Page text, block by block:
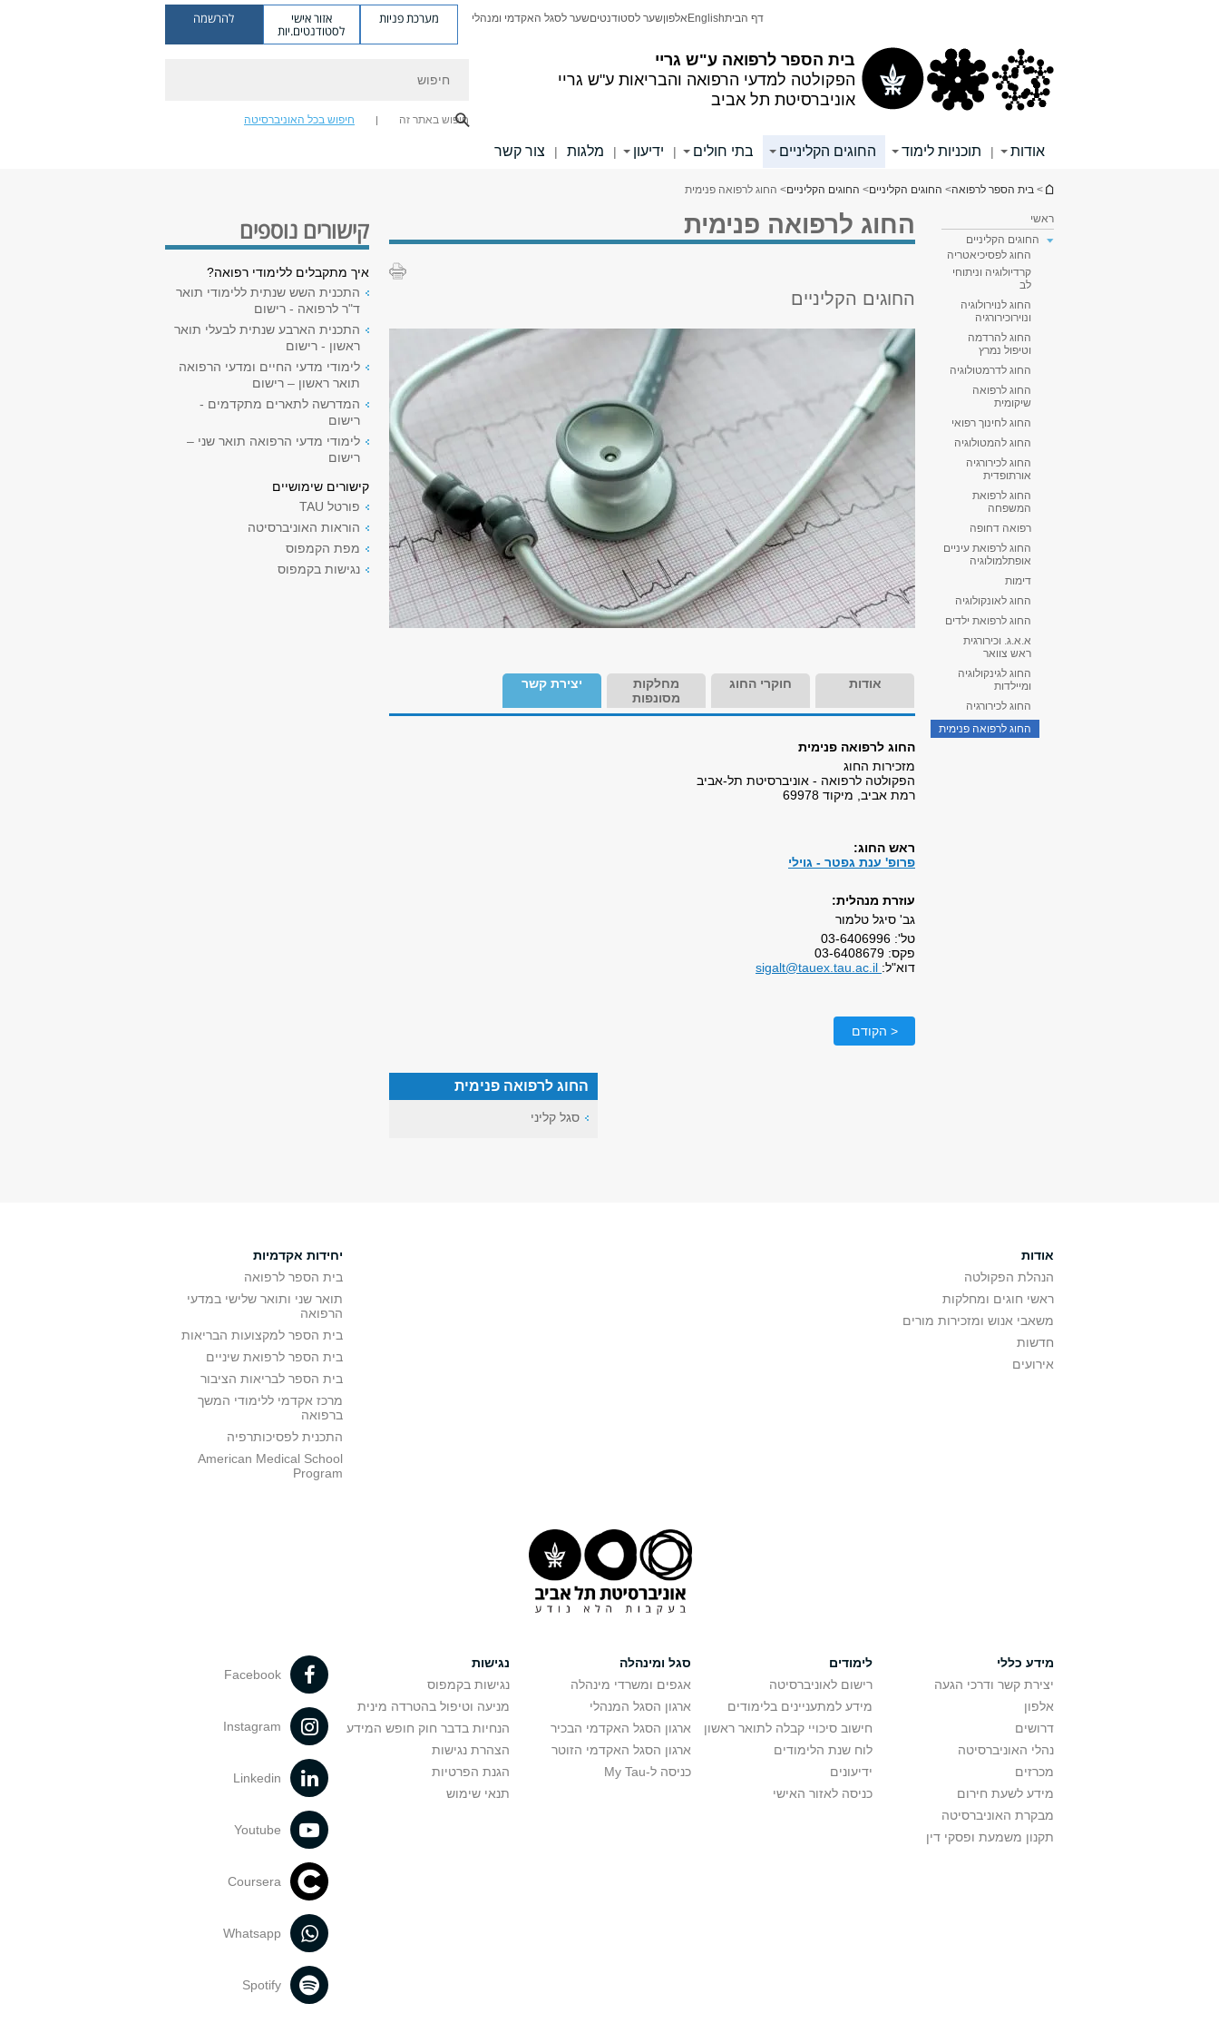
בית הספר לרפואה ע"ש גריי
הפקולטה למדעי הרפואה והבריאות ע"ש גריי
אוניברסיטת תל אביב
דף הביתEnglish אלפוןשער לסטודנטיםשער לסגל האקדמי ומנהלי מערכת פניות אזור אישי
לסטודנטים.יות
להרשמה
חיפוש באתר זה חיפוש בכל האוניברסיטה
אודות | תוכניות לימוד החוגים הקליניים בתי חולים | ידיעון | מלגות | צור קשר
הינך נמצא כאן
> בית הספר לרפואה> החוגים הקליניים> החוגים הקליניים> החוג לרפואה פנימית
ראשי
החוגים הקליניים
החוג לפסיכיאטריה
קרדיולוגיה וניתוחי
לב
החוג לנוירולוגיה
ונוירוכירורגיה
החוג להרדמה
וטיפול נמרץ
החוג לדרמטולוגיה
החוג לרפואה
שיקומית
החוג לחינוך רפואי
החוג להמטולוגיה
החוג לכירורגיה
אורתופדית
החוג לרפואת
המשפחה
רפואה דחופה
החוג לרפואת עיניים
אופתלמולוגיה
דימות
החוג לאונקולוגיה
החוג לרפואת ילדים
א.א.ג. וכירורגית
ראש צוואר
החוג לגינקולוגיה
ומיילדות
החוג לכירורגיה
החוג לרפואה פנימית
החוג לרפואה פנימית
החוגים הקליניים
אודות חוקרי החוג
מחלקות
מסונפות
יצירת קשר
החוג לרפואה פנימית
מזכירות החוג
הפקולטה לרפואה - אוניברסיטת תל-אביב
רמת אביב, מיקוד 69978
ראש החוג:
פרופ' ענת גפטר - גוילי
עוזרת מנהלית:
גב' סיגל טלמור
טל': 03-6406996
פקס: 03-6408679
דוא"ל:
< הקודם
החוג לרפואה פנימית
סגל קליני
קישורים נוספים
איך מתקבלים ללימודי רפואה?
התכנית השש שנתית ללימודי תואר
ד"ר לרפואה - רישום
התכנית הארבע שנתית לבעלי תואר
ראשון - רישום
לימודי מדעי החיים ומדעי הרפואה
תואר ראשון – רישום
המדרשה לתארים מתקדמים -
רישום
לימודי מדעי הרפואה תואר שני –
רישום
קישורים שימושיים
פורטל TAU
הוראות האוניברסיטה
מפת הקמפוס
נגישות בקמפוס
אודות
הנהלת הפקולטה
ראשי חוגים ומחלקות
משאבי אנוש ומזכירות מורים
חדשות
אירועים
יחידות אקדמיות
בית הספר לרפואה
תואר שני ותואר שלישי במדעי
הרפואה
בית הספר למקצועות הבריאות
בית הספר לרפואת שיניים
בית הספר לבריאות הציבור
מרכז אקדמי ללימודי המשך
ברפואה
התכנית לפסיכותרפיה
American Medical School
Program
מידע כללי
יצירת קשר ודרכי הגעה
אלפון
דרושים
נהלי האוניברסיטה
מכרזים
מידע לשעת חירום
מבקרת האוניברסיטה
תקנון משמעת ופסקי דין
לימודים
רישום לאוניברסיטה
מידע למתעניינים בלימודים
חישוב סיכויי קבלה לתואר ראשון
לוח שנת הלימודים
ידיעונים
כניסה לאזור האישי
סגל ומינהלה
אגפים ומשרדי מינהלה
ארגון הסגל המנהלי
ארגון הסגל האקדמי הבכיר
ארגון הסגל האקדמי הזוטר
כניסה ל-My Tau
נגישות
נגישות בקמפוס
מניעה וטיפול בהטרדה מינית
הנחיות בדבר חוק חופש המידע
הצהרת נגישות
הגנת הפרטיות
תנאי שימוש
Facebook
Instagram
Linkedin
Youtube
Coursera
Whatsapp
Spotify